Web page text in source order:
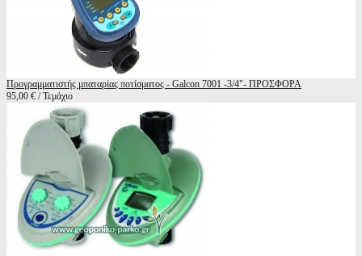
Προγραμματιστής μπαταρίας ποτίσματος - Galcon 7001 -3/4"- ΠΡΟΣΦΟΡΑ
95,00 € / Τεμάχιο